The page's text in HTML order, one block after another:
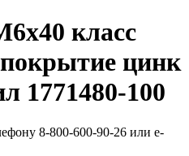
класс
цинк
1771480-100
8-800-600-90-26 или e-